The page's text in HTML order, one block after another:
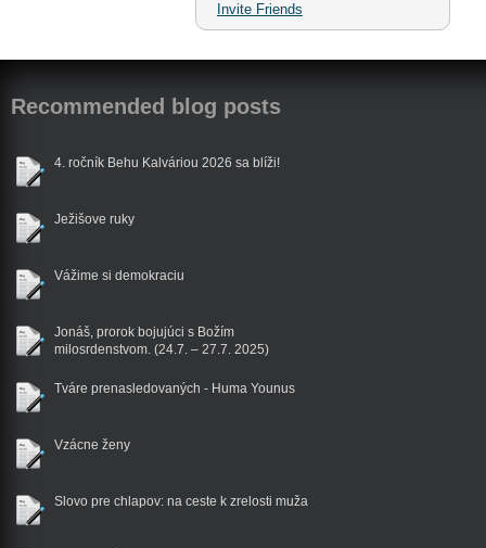
Invite Friends
Recommended blog posts
4. ročník Behu Kalváriou 2026 sa blíži!
Ježišove ruky
Vážime si demokraciu
Jonáš, prorok bojujúci s Božím
milosrdenstvom. (24.7. – 27.7. 2025)
Tváre prenasledovaných - Huma Younus
Vzácne ženy
Slovo pre chlapov: na ceste k zrelosti muža